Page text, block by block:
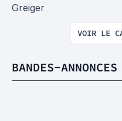
Greiger
VOIR LE
BANDES-ANNONCES